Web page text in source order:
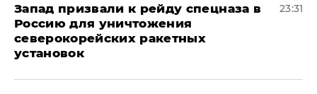
Запад призвали к рейду спецназа в
Россию для уничтожения
северокорейских ракетных
установок
23:31